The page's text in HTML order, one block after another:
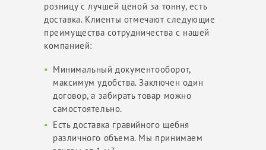
розницу с лучшей ценой за тонну, есть
доставка. Клиенты отмечают следующие
преимущества сотрудничества с нашей
компанией:
Минимальный документооборот,
максимум удобства. Заключен один
договор, а забирать товар можно
самостоятельно.
Есть доставка гравийного щебня
различного объема. Мы принимаем